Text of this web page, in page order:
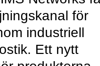
för
industriell
Ett nytt